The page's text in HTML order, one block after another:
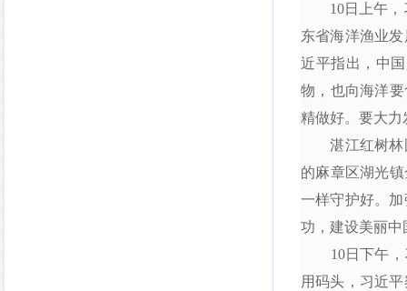
10日上午，习
东省海洋渔业
近平指出，中
物，也向海洋
精做好。要大
湛江红树林国
的麻章区湖光
一样守护好。
功，建设美丽
10日下午，习
用码头，习近